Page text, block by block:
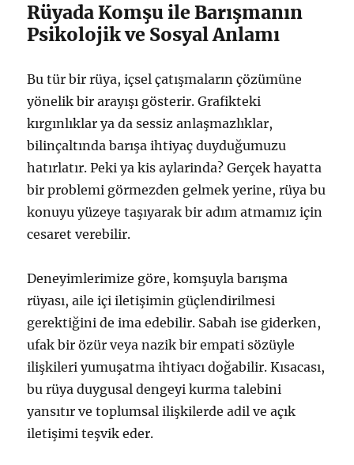
Rüyada Komşu ile Barışmanın
Psikolojik ve Sosyal Anlamı
Bu tür bir rüya, içsel çatışmaların çözümüne
yönelik bir arayışı gösterir. Grafikteki
kırgınlıklar ya da sessiz anlaşmazlıklar,
bilinçaltında barışa ihtiyaç duyduğumuzu
hatırlatır. Peki ya kis aylarinda? Gerçek hayatta
bir problemi görmezden gelmek yerine, rüya bu
konuyu yüzeye taşıyarak bir adım atmamız için
cesaret verebilir.
Deneyimlerimize göre, komşuyla barışma
rüyası, aile içi iletişimin güçlendirilmesi
gerektiğini de ima edebilir. Sabah ise giderken,
ufak bir özür veya nazik bir empati sözüyle
ilişkileri yumuşatma ihtiyacı doğabilir. Kısacası,
bu rüya duygusal dengeyi kurma talebini
yansıtır ve toplumsal ilişkilerde adil ve açık
iletişimi teşvik eder.